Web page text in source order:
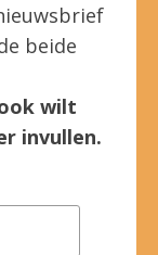
beide
wilt
invullen.